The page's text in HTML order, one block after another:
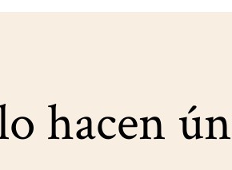
hacen